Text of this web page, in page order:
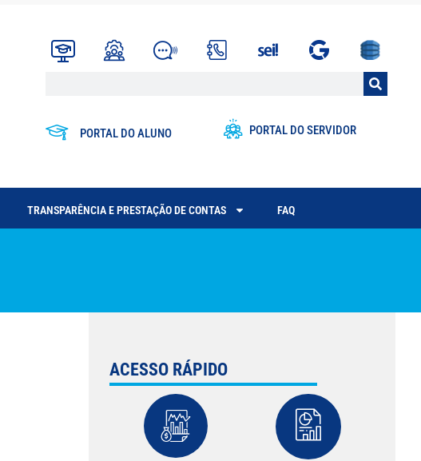
PORTAL DO ALUNO PORTAL DO SERVIDOR
TRANSPARÊNCIA E PRESTAÇÃO DE CONTAS FAQ
ACESSO RÁPIDO